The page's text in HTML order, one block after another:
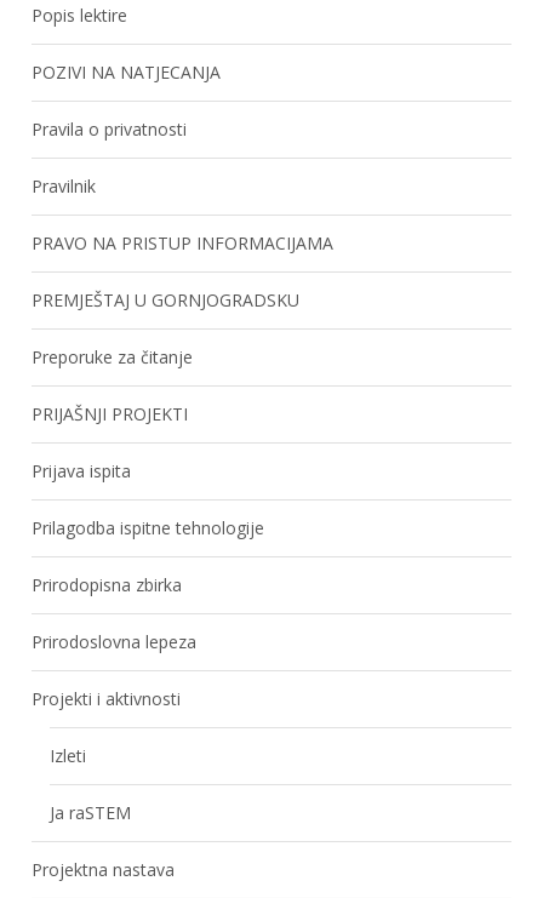
Popis lektire
POZIVI NA NATJECANJA
Pravila o privatnosti
Pravilnik
PRAVO NA PRISTUP INFORMACIJAMA
PREMJEŠTAJ U GORNJOGRADSKU
Preporuke za čitanje
PRIJAŠNJI PROJEKTI
Prijava ispita
Prilagodba ispitne tehnologije
Prirodopisna zbirka
Prirodoslovna lepeza
Projekti i aktivnosti
Izleti
Ja raSTEM
Projektna nastava